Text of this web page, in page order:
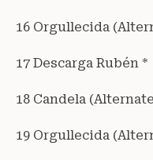
16 Orgullecida
17 Descarga Rubén *
18 Candela
19 Orgullecida